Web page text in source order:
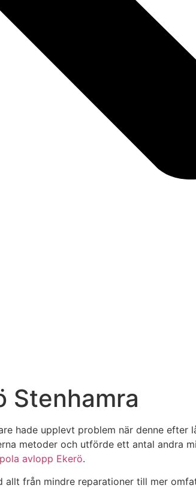
Stenhamra
hade upplevt problem när denne efter
metoder och utförde ett antal andra
avlopp Ekerö.
från mindre reparationer till mer